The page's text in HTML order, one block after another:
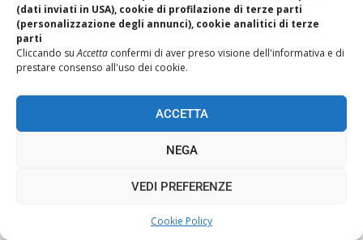
(dati inviati in USA), cookie di profilazione di terze parti
(personalizzazione degli annunci), cookie analitici di terze
parti
Cliccando suAccetta confermi di aver preso visione dell'informativa e di
prestare consenso all'uso dei cookie.
ACCETTA
NEGA
VEDI PREFERENZE
Cookie Policy
REALIZZAZIONE SITI WEB ITALA
TORNA SU